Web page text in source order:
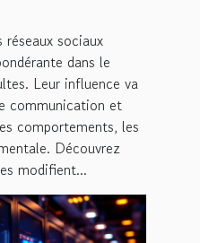
réseaux sociaux
dans le
Leur influence va
communication et
comportements, les
Découvrez
modifient...